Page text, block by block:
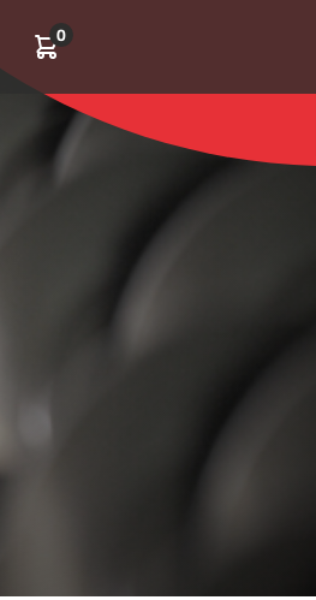
search
Kundvagn
0